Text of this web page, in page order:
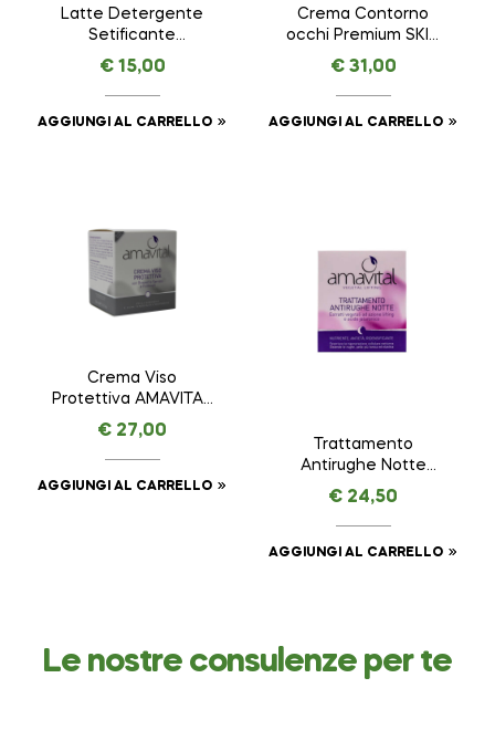
Latte Detergente
Setificante
ESSENTIAL –
AMAVITAL da 150 ml
€15,00
AGGIUNGI AL CARRELLO
Crema Contorno
occhi Premium SKIN
REMINDER ANTI AGE
PREMIUM – AMAVITAL
da 15 ml
€31,00
AGGIUNGI AL CARRELLO
Crema Viso
Protettiva AMAVITAL
da 50 ml
€ 27,00
AGGIUNGI AL CARRELLO
Trattamento
Antirughe Notte
VEGETAL LIFTING –
AMAVITAL da 50 ml
€ 24,50
AGGIUNGI AL CARRELLO
Le nostre consulenze per te